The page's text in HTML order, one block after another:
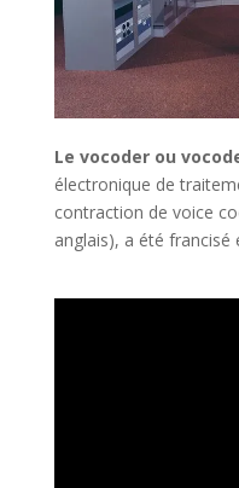
Le vocoder ou
électronique de
contraction de voice
anglais), a été francisé